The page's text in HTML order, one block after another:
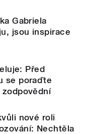
Gabriela
jsou inspirace
Před
se poraďte
nové roli
Nechtěla